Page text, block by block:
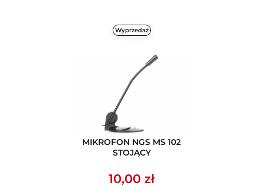
Wyprzedaż
MIKROFON NGS MS 102
STOJĄCY
10,00 zł